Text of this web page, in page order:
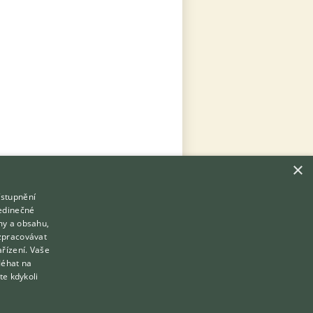
×
a obsahu,
Vaše
na
kdykoli